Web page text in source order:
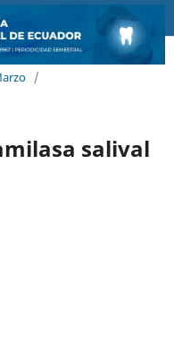
/
salival